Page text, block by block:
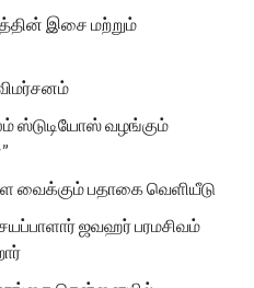
இசை மற்றும்
ஸ்டுடியோஸ் வழங்கும்
வைக்கும் பதாகை வெளியீடு
ஜவஹர் பரமசிவம்